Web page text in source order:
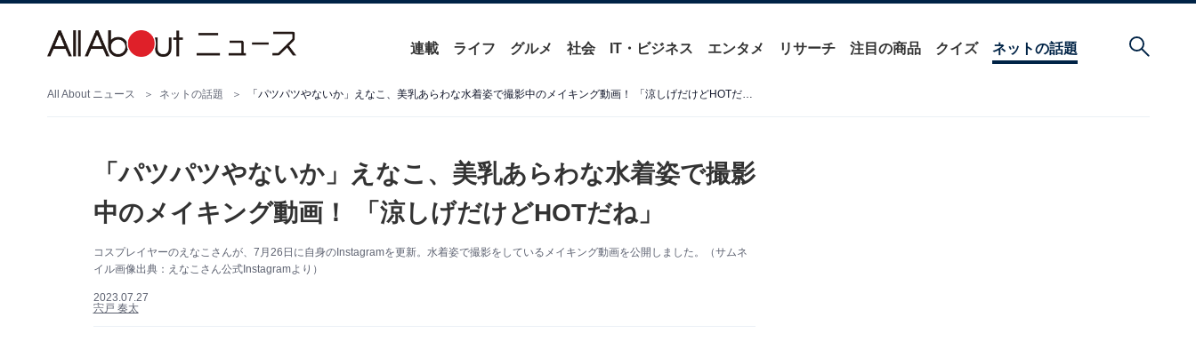
連載 ライフ グルメ 社会 IT・ビジネス エンタメ リサーチ 注目の商品 クイズ ネットの話題
All About ニュース ネットの話題 「パツパツやないか」えなこ、美乳あらわな水着姿で撮影中のメイキング動画！ 「涼しげだけどHOTだね」
「パツパツやないか」えなこ、美乳あらわな水着姿で撮影
中のメイキング動画！ 「涼しげだけどHOTだね」
コスプレイヤーのえなこさんが、7月26日に自身のInstagramを更新。水着姿で撮影をしているメイキング動画を公開しました。（サムネ
イル画像出典：えなこさん公式Instagramより）
2023.07.27
宍戸 奏太